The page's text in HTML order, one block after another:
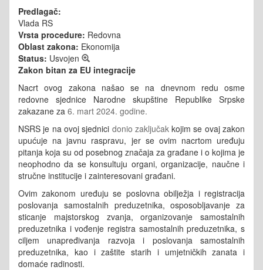
Predlagač:
Vlada RS
Vrsta procedure: Redovna
Oblast zakona: Ekonomija
Status: Usvojen
Zakon bitan za EU integracije
Nacrt ovog zakona našao se na dnevnom redu osme
redovne sjednice Narodne skupštine Republike Srpske
zakazane za 6. mart 2024. godine.
NSRS je na ovoj sjednici donio zaključakkojim se ovaj zakon
upućuje na javnu raspravu, jer se ovim nacrtom uređuju
pitanja koja su od posebnog značaja za građane i o kojima je
neophodno da se konsultuju organi, organizacije, naučne i
stručne institucije i zainteresovani građani.
Ovim zakonom uređuju se poslovna obilježja i registracija
poslovanja samostalnih preduzetnika, osposobljavanje za
sticanje majstorskog zvanja, organizovanje samostalnih
preduzetnika i vođenje registra samostalnih preduzetnika, s
ciljem unapređivanja razvoja i poslovanja samostalnih
preduzetnika, kao i zaštite starih i umjetničkih zanata i
domaće radinosti.